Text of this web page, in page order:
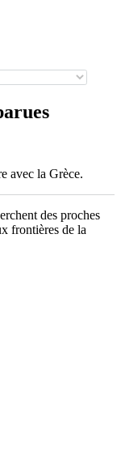
avec la Grèce.
des proches
frontières de la